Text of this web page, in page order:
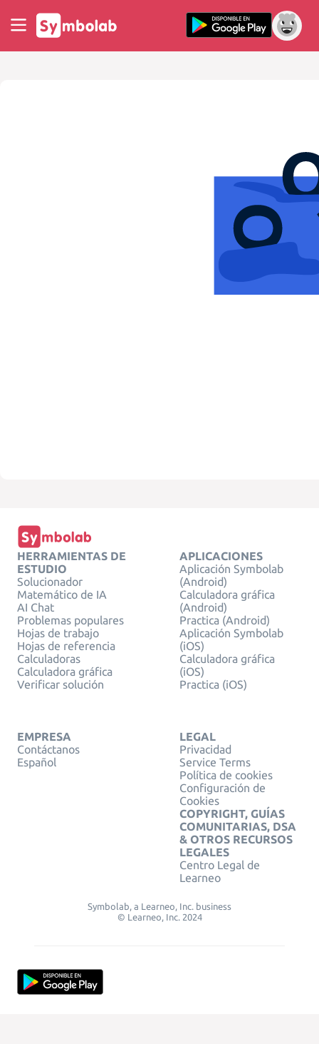
HERRAMIENTAS DE
ESTUDIO
Solucionador
Matemático de IA
AI Chat
Problemas populares
Hojas de trabajo
Hojas de referencia
Calculadoras
Calculadora gráfica
Verificar solución
APLICACIONES
Aplicación Symbolab
(Android)
Calculadora gráfica
(Android)
Practica (Android)
Aplicación Symbolab
(iOS)
Calculadora gráfica
(iOS)
Practica (iOS)
EMPRESA
Contáctanos
Español
LEGAL
Privacidad
Service Terms
Política de cookies
Configuración de
Cookies
COPYRIGHT, GUÍAS
COMUNITARIAS, DSA
& OTROS RECURSOS
LEGALES
Centro Legal de
Learneo
Symbolab, a Learneo, Inc. business
© Learneo, Inc. 2024